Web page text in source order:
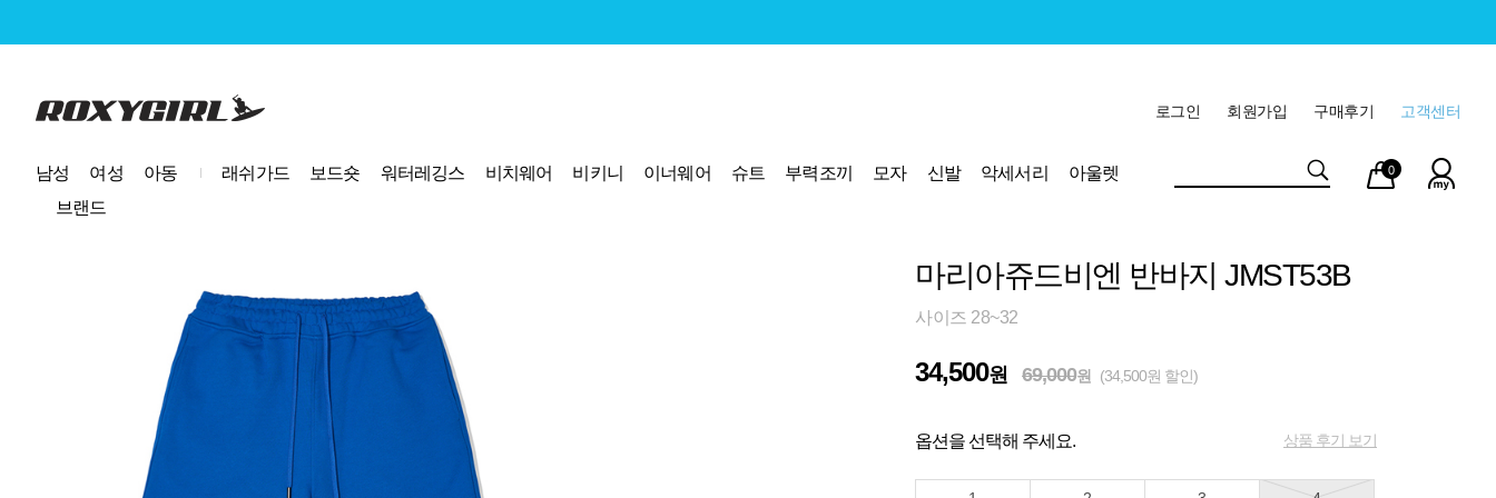
로고 고객센터
구매후기
회원가입
로그인
남성 여성 아동 래쉬가드 보드숏 워터레깅스 비치웨어 비키니 이너웨어 슈트 부력조끼 모자 신발 악세서리
아울렛
브랜드
마이
페이
장바
구니
0
마리아쥬드비엔 반바지 JMST53B
사이즈 28~32
34,500원 69,000원 (34,500원 할인)
옵션을 선택해 주세요. 상품 후기 보기